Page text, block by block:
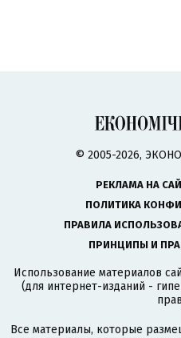
© 2005-2026,
РЕКЛАМА НА
ПОЛИТИКА
ПРАВИЛА
ПРИНЦИПЫ И
Использование материалов
(для интернет-изданий -
Все материалы, которые